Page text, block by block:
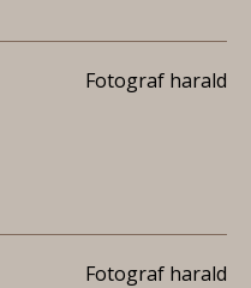
Fotograf harald
Fotograf harald